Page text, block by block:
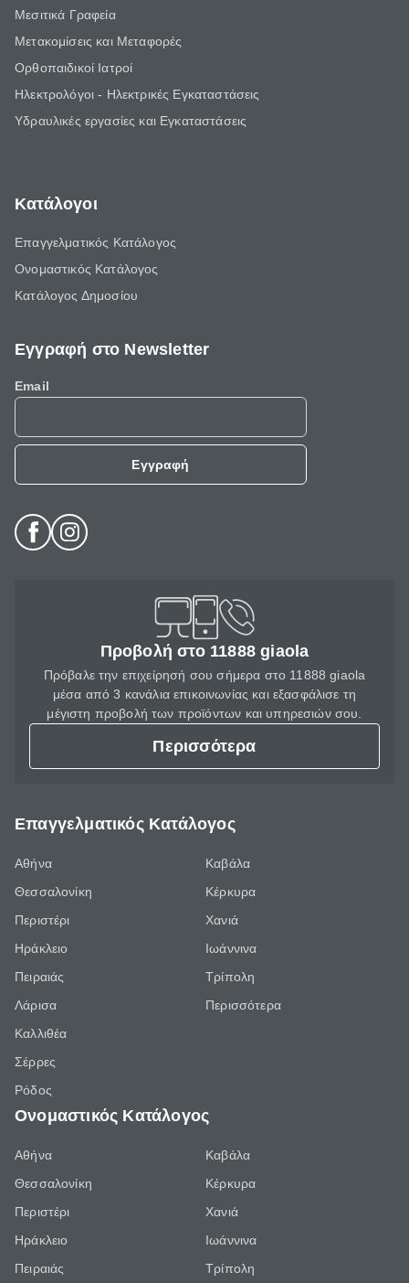
Μεσιτικά Γραφεία
Μετακομίσεις και Μεταφορές
Ορθοπαιδικοί Ιατροί
Ηλεκτρολόγοι - Ηλεκτρικές Εγκαταστάσεις
Υδραυλικές εργασίες και Εγκαταστάσεις
Κατάλογοι
Επαγγελματικός Κατάλογος
Ονομαστικός Κατάλογος
Κατάλογος Δημοσίου
Εγγραφή στο Newsletter
Email
Εγγραφή
Προβολή στο 11888 giaola
Πρόβαλε την επιχείρησή σου σήμερα στο 11888 giaola
μέσα από 3 κανάλια επικοινωνίας και εξασφάλισε τη
μέγιστη προβολή των προϊόντων και υπηρεσιών σου.
Περισσότερα
Επαγγελματικός Κατάλογος
Αθήνα
Θεσσαλονίκη
Περιστέρι
Ηράκλειο
Πειραιάς
Λάρισα
Καλλιθέα
Σέρρες
Ρόδος
Καβάλα
Κέρκυρα
Χανιά
Ιωάννινα
Τρίπολη
Περισσότερα
Ονομαστικός Κατάλογος
Αθήνα
Θεσσαλονίκη
Περιστέρι
Ηράκλειο
Πειραιάς
Καβάλα
Κέρκυρα
Χανιά
Ιωάννινα
Τρίπολη